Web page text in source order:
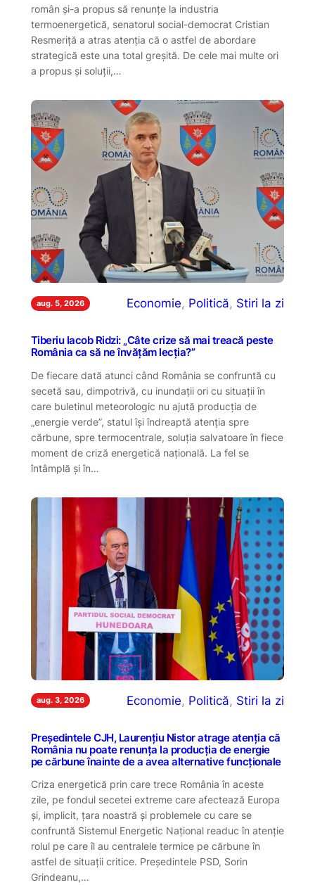
român și-a propus să renunțe la industria
termoenergetică, senatorul social-democrat Cristian
Resmeriță a atras atenția că o astfel de abordare
strategică este una total greșită. De cele mai multe ori
a propus și soluții,…
aug. 5, 2026 Economie, Politică, Stiri la zi
Tiberiu Iacob Ridzi: „Câte crize să mai treacă peste
România ca să ne învățăm lecția?”
De fiecare dată atunci când România se confruntă cu
secetă sau, dimpotrivă, cu inundații ori cu situații în
care buletinul meteorologic nu ajută producția de
„energie verde”, statul își îndreaptă atenția spre
cărbune, spre termocentrale, soluția salvatoare în fiece
moment de criză energetică națională. La fel se
întâmplă și în…
aug. 3, 2026 Economie, Politică, Stiri la zi
Președintele CJH, Laurențiu Nistor atrage atenția că
România nu poate renunța la producția de energie
pe cărbune înainte de a avea alternative funcționale
Criza energetică prin care trece România în aceste
zile, pe fondul secetei extreme care afectează Europa
și, implicit, țara noastră și problemele cu care se
confruntă Sistemul Energetic Național readuc în atenție
rolul pe care îl au centralele termice pe cărbune în
astfel de situații critice. Președintele PSD, Sorin
Grindeanu,…